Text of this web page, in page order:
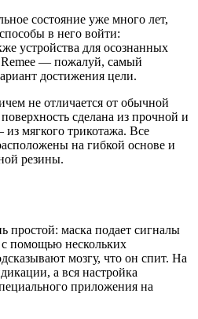
состояние уже много лет,
в него войти:
устройства для осознанных
— пожалуй, самый
достижения цели.
не отличается от обычной
сделана из прочной и
мягкого трикотажа. Все
на гибкой основе и
резины.
простой: маска подает сигналы
с помощью нескольких
мозгу, что он спит. На
а вся настройка
приложения на